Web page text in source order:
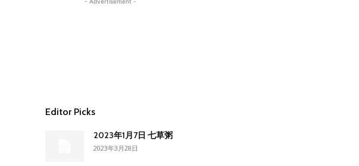
- Advertisement -
Editor Picks
2023年1月7日 七草粥
2023年3月28日